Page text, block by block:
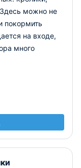
можно не
покормить
на входе,
много